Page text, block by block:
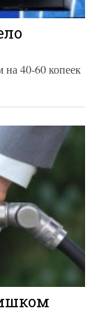
на 40-60 копеек